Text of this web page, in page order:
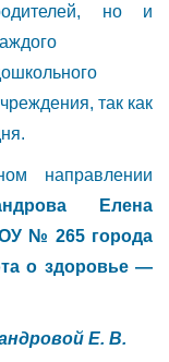
но и
так как
направлении
Елена
№ 265 города
о здоровье —
Е. В.